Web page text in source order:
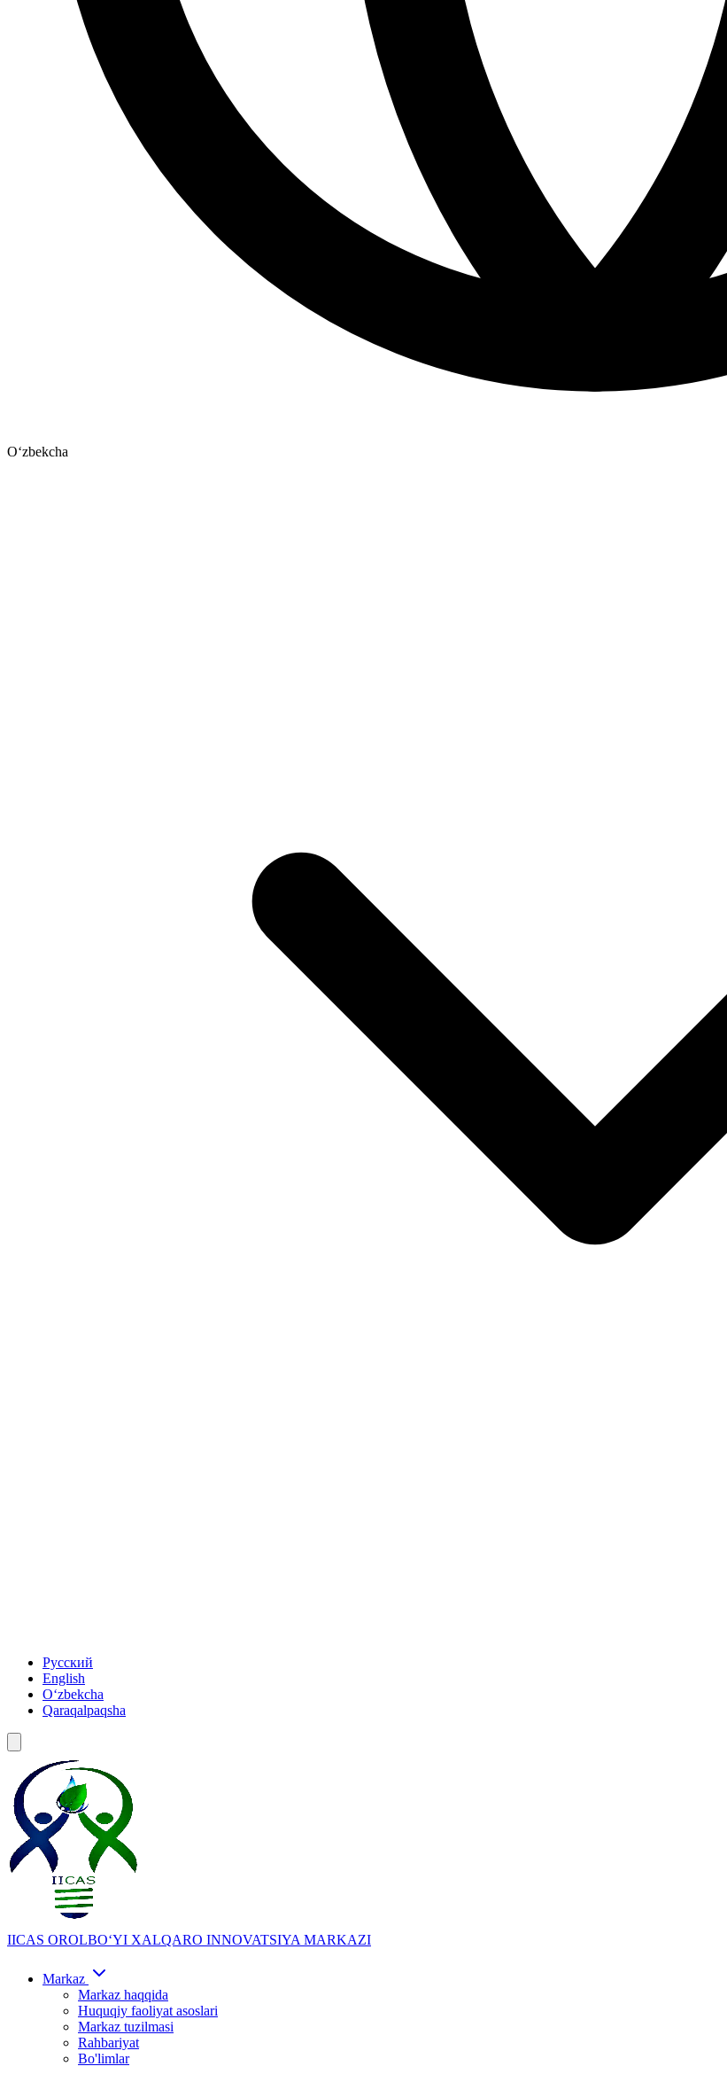
Oʻzbekcha
Русский
English
Oʻzbekcha
Qaraqalpaqsha
IICAS OROLBOʻYI XALQARO INNOVATSIYA MARKAZI
Markaz
Markaz haqqida
Huquqiy faoliyat asoslari
Markaz tuzilmasi
Rahbariyat
Bo'limlar